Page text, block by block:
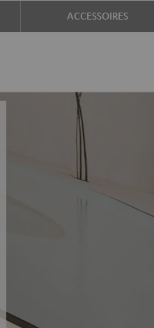
ACCESSOIRES